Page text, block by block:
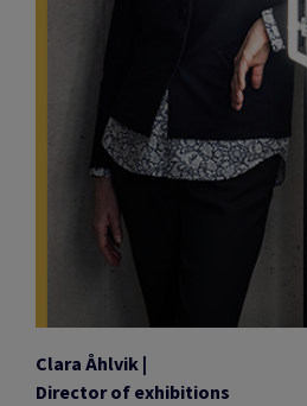
Clara Åhlvik |
Director of exhibitions